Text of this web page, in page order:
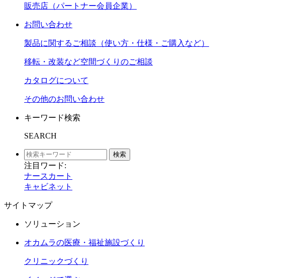
販売店（パートナー会員企業）
お問い合わせ
製品に関するご相談（使い方・仕様・ご購入など）
移転・改装など空間づくりのご相談
カタログについて
その他のお問い合わせ
キーワード検索
SEARCH
検索
注目ワード:
ナースカート
キャビネット
サイトマップ
ソリューション
オカムラの医療・福祉施設づくり
クリニックづくり